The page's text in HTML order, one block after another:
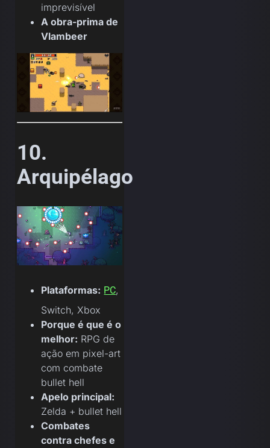
imprevisível
A obra-prima de
Vlambeer
10.
Arquipélago
Plataformas: PC,
Switch, Xbox
Porque é que é o
melhor: RPG de
ação em pixel-art
com combate
bullet hell
Apelo principal:
Zelda + bullet hell
Combates
contra chefes e